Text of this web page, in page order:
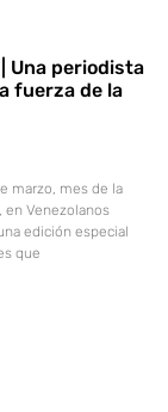
Una periodista
fuerza de la
marzo, mes de la
en Venezolanos
edición especial
que